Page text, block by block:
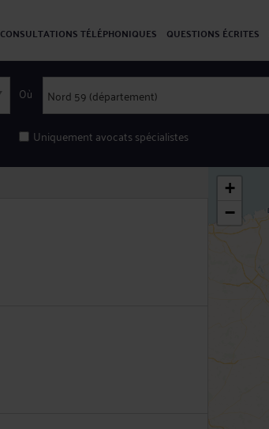
CONSULTATIONS TÉLÉPHONIQUES QUESTIONS ÉCRITES
Où
Uniquement avocats spécialistes
+
−